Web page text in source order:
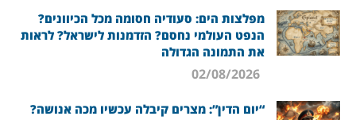
מפלצות הים: סעודיה חסומה מכל הכיוונים?
הנפט העולמי נחסם? הזדמנות לישראל? לראות
את התמונה הגדולה
“יום הדין”: מצרים קיבלה עכשיו מכה אנושה?